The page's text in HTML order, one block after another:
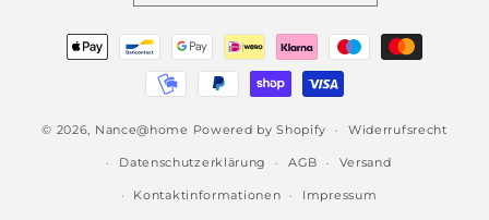
Zahlungsmethoden
© 2026, Nance@home Powered by Shopify Widerrufsrecht
Datenschutzerklärung AGB Versand
Kontaktinformationen Impressum